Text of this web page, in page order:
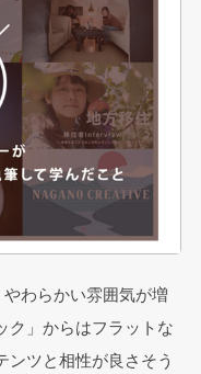
わらかい雰囲気が増
ク」からはフラットな
ンツと相性が良さそう